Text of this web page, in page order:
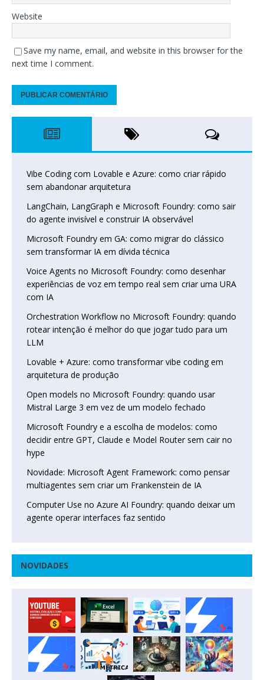
Website
Save my name, email, and website in this browser for the
next time I comment.
Vibe Coding com Lovable e Azure: como criar rápido
sem abandonar arquitetura
LangChain, LangGraph e Microsoft Foundry: como sair
do agente invisível e construir IA observável
Microsoft Foundry em GA: como migrar do clássico
sem transformar IA em dívida técnica
Voice Agents no Microsoft Foundry: como desenhar
experiências de voz em tempo real sem criar uma URA
com IA
Orchestration Workflow no Microsoft Foundry: quando
rotear intenção é melhor do que jogar tudo para um
LLM
Lovable + Azure: como transformar vibe coding em
arquitetura de produção
Open models no Microsoft Foundry: quando usar
Mistral Large 3 em vez de um modelo fechado
Microsoft Foundry e a escolha de modelos: como
decidir entre GPT, Claude e Model Router sem cair no
hype
Novidade: Microsoft Agent Framework: como pensar
multiagentes sem criar um Frankenstein de IA
Computer Use no Azure AI Foundry: quando deixar um
agente operar interfaces faz sentido
NOVIDADES